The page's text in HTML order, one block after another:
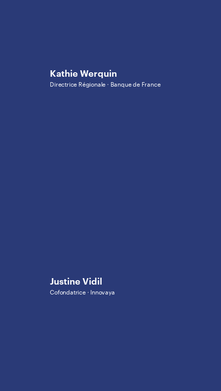
Kathie Werquin
Directrice Régionale · Banque de France
Justine Vidil
Cofondatrice · Innovaya